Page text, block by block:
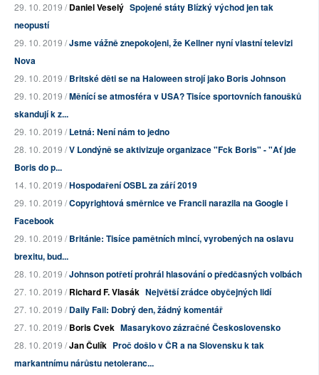
29. 10. 2019 /Daniel Veselý Spojené státy Blízký východ jen tak
neopustí
29. 10. 2019 /Jsme vážně znepokojeni, že Kellner nyní vlastní televizi
Nova
29. 10. 2019 /Britské děti se na Haloween strojí jako Boris Johnson
29. 10. 2019 /Měnící se atmosféra v USA? Tisíce sportovních fanoušků
skandují k z...
29. 10. 2019 /Letná: Není nám to jedno
28. 10. 2019 /V Londýně se aktivizuje organizace "Fck Boris" - "Ať jde
Boris do p...
14. 10. 2019 /Hospodaření OSBL za září 2019
29. 10. 2019 /Copyrightová směrnice ve Francii narazila na Google i
Facebook
29. 10. 2019 /Británie: Tisíce pamětních mincí, vyrobených na oslavu
brexitu, bud...
28. 10. 2019 /Johnson potřetí prohrál hlasování o předčasných volbách
27. 10. 2019 /Richard F. Vlasák Největší zrádce obyčejných lidí
27. 10. 2019 /Daily Fail: Dobrý den, žádný komentář
27. 10. 2019 /Boris Cvek Masarykovo zázračné Československo
28. 10. 2019 /Jan Čulík Proč došlo v ČR a na Slovensku k tak
markantnímu nárůstu netoleranc...